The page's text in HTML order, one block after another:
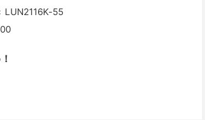
LUN2116K-55